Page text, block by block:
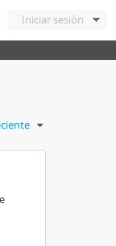
Iniciar sesión